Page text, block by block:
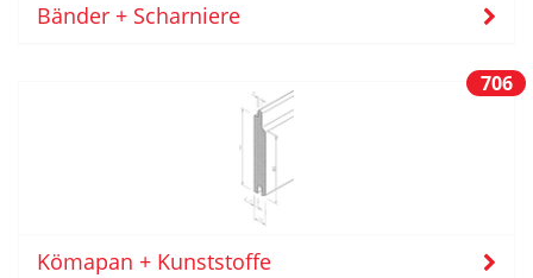
Bänder + Scharniere
706
Kömapan + Kunststoffe